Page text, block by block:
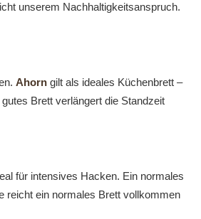
unserem Nachhaltigkeitsanspruch.
Ahorn gilt als ideales Küchenbrett –
Brett verlängert die Standzeit
für intensives Hacken. Ein normales
reicht ein normales Brett vollkommen